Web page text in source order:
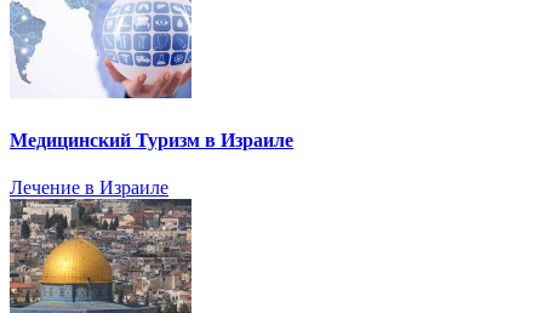
Медицинский Туризм в Израиле
Лечение в Израиле